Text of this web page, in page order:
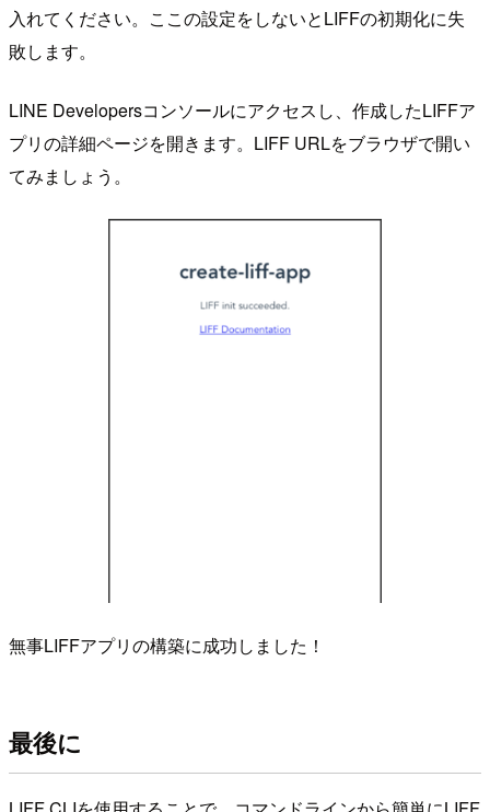
入れてください。ここの設定をしないとLIFFの初期化に失
敗します。
LINE Developersコンソールにアクセスし、作成したLIFFア
プリの詳細ページを開きます。LIFF URLをブラウザで開い
てみましょう。
無事LIFFアプリの構築に成功しました！
最後に